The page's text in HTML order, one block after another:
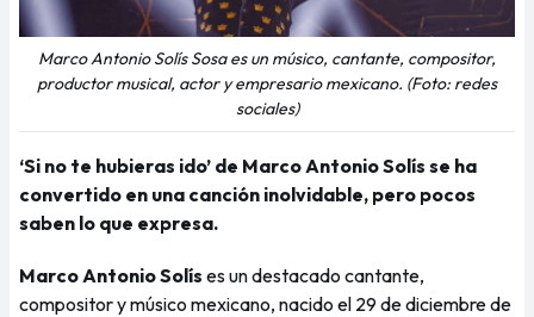
Marco Antonio Solís Sosa es un músico, cantante, compositor,
productor musical, actor y empresario mexicano. (Foto: redes
sociales)
‘Si no te hubieras ido’ de Marco Antonio Solís se ha
convertido en una canción inolvidable, pero pocos
saben lo que expresa.
Marco Antonio Solís es un destacado cantante,
compositor y músico mexicano, nacido el 29 de diciembre de